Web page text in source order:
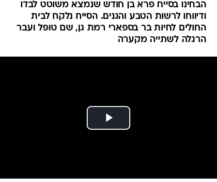
הבחינו בסייח פרא בן חודש שנמצא משוטט לבדו
ודיווחו לרשות הטבע והגנים. הסייח נלקח לבית
החולים לחיות בר בספארי רמת גן, שם טופל ועבר
הרגלה לשתייה מקערה